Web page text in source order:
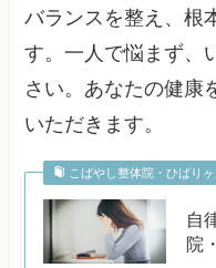
バランスを整え、根
す。一人で悩まず、
さい。あなたの健康
いただきます。
こばやし整体院・ひばり
自
院